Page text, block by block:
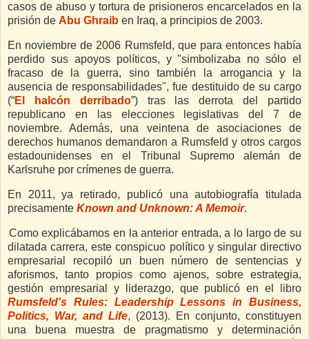
casos de abuso y tortura de prisioneros encarcelados en la
prisión de Abu Ghraib en Iraq, a principios de 2003.
En noviembre de 2006 Rumsfeld, que para entonces había
perdido sus apoyos políticos, y "simbolizaba no sólo el
fracaso de la guerra, sino también la arrogancia y la
ausencia de responsabilidades", fue destituido de su cargo
(“El halcón derribado”) tras las derrota del partido
republicano en las elecciones legislativas del 7 de
noviembre. Además, una veintena de asociaciones de
derechos humanos demandaron a Rumsfeld y otros cargos
estadounidenses en el Tribunal Supremo alemán de
Karlsruhe por crímenes de guerra.
En 2011, ya retirado, publicó una autobiografía titulada
precisamente Known and Unknown: A Memoir.
Como explicábamos en la anterior entrada, a lo largo de su
dilatada carrera, este conspicuo político y singular directivo
empresarial recopiló un buen número de sentencias y
aforismos, tanto propios como ajenos, sobre estrategia,
gestión empresarial y liderazgo, que publicó en el libro
Rumsfeld's Rules: Leadership Lessons in Business,
Politics, War, and Life, (2013). En conjunto, constituyen
una buena muestra de pragmatismo y determinación